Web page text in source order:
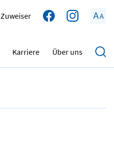
Zuweiser AA
Karriere Über uns
25.07.2025